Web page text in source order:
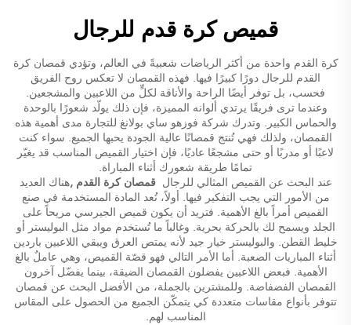
قميص كرة قدم للرجال
كرة القدم واحدة من أكثر الرياضات شعبيةً في العالم، وتؤدي قمصان كرة
القدم للرجال دورًا كبيرًا فيها. فهذه القمصان لا تعكس روح الفريق
فحسب، بل توفر أيضًا الراحة والأناقة لكلٍّ من اللاعبين والمشجعين.
وعندما ترى فريقًا يرتدي ألوانه المميزة، فإن ذلك يولّد شعورًا بالوحدة
والحماس الكبير. وتدرك شركة فوزهو ساي بولانغ للتجارة مدى أهمية هذه
القمصان، ولذلك فهي تُنتج قمصانًا عالية الجودة يحبها الجميع. سواء كنت
لاعبًا أو مدربًا أو حتى مشجعًا عاديًا، فإن اختيار القميص المناسب قد يغيّر
تمامًا طريقة شعورك أثناء المباراة.
عند البحث عن القميص المثالي للرجال قمصان كرة القدم,هناك العديد
من الأمور التي يجب التفكير فيها. أولاً، تُعد المادة المستخدمة في صنع
القميص أمراً بالغ الأهمية. فتريد أن يكون قميص الجيرسي مريحاً على
الجلد ويسمح لك بالحركة بحرية. وغالباً ما تُستخدم مواد مثل البوليستر أو
خليط القطن. والبوليستر خيار جيد لأنه يمتص العرق ويبقي اللاعبين باردين
أثناء المباريات الصعبة. أما الأمر التالي فهو قصّة القميص، وهي عاملٌ بالغ
الأهمية. فبعض اللاعبين يفضلون القمصان الضيقة، بينما يفضّل آخرون
القمصان الفضفاضة. وللمشترين بالجملة، من الأفضل البحث عن قمصان
تتوفر بأنواع مقاسات متعددة كي يتمكّن الجميع من الحصول على المقاس
المناسب لهم.